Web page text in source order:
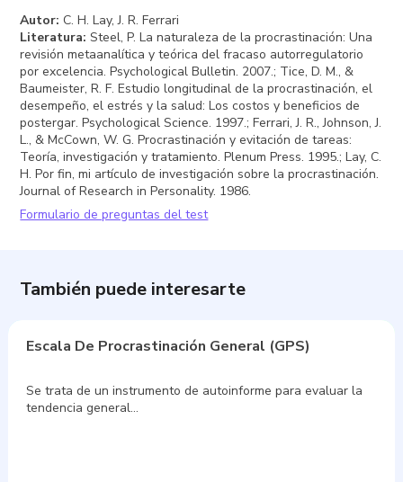
Autor: C. H. Lay, J. R. Ferrari
Literatura: Steel, P. La naturaleza de la procrastinación: Una
revisión metaanalítica y teórica del fracaso autorregulatorio
por excelencia. Psychological Bulletin. 2007.; Tice, D. M., &
Baumeister, R. F. Estudio longitudinal de la procrastinación, el
desempeño, el estrés y la salud: Los costos y beneficios de
postergar. Psychological Science. 1997.; Ferrari, J. R., Johnson, J.
L., & McCown, W. G. Procrastinación y evitación de tareas:
Teoría, investigación y tratamiento. Plenum Press. 1995.; Lay, C.
H. Por fin, mi artículo de investigación sobre la procrastinación.
Journal of Research in Personality. 1986.
Formulario de preguntas del test
También puede interesarte
Escala De Procrastinación General (GPS)
Se trata de un instrumento de autoinforme para evaluar la
tendencia general…